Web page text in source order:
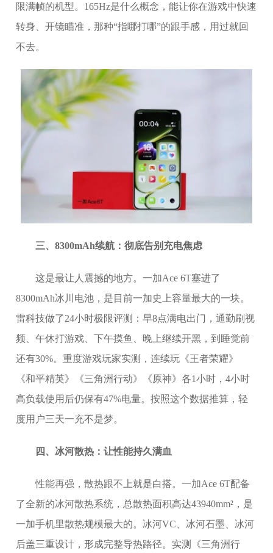
限满帧的机型。165Hz是什么概念，能让你在游戏中快速
转身、开镜瞄准，那种“指哪打哪”的跟手感，用过就回
不去。
三、8300mAh续航：彻底告别充电焦虑
这是最让人震撼的地方。一加Ace 6T塞进了
8300mAh冰川电池，是目前一加史上容量最大的一块。
雷科技做了24小时极限评测：早8点满电出门，通勤刷视
频、午休打游戏、下午摸鱼、晚上继续开黑，到睡觉前
还有30%。重度游戏玩家实测，连续玩《王者荣耀》
《和平精英》《三角洲行动》《原神》各1小时，4小时
高负载使用后仍保有47%电量。按照这个数据推算，轻
度用户三天一充不是梦。
四、冰河散热：让性能持久满血
性能再强，散热跟不上就是白搭。一加Ace 6T配备
了全新的冰河散热系统，总散热面积高达43940mm²，是
一加手机里散热规模最大的。冰河VC、冰河石墨、冰河
后盖三重设计，形成完整导热路径。实测《三角洲行